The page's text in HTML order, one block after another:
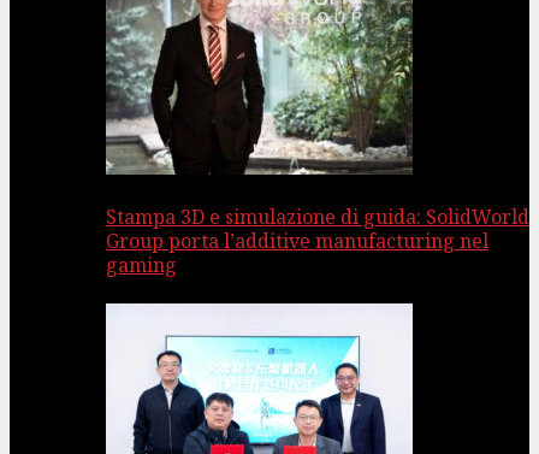
Stampa 3D e simulazione di guida: SolidWorld
Group porta l’additive manufacturing nel
gaming